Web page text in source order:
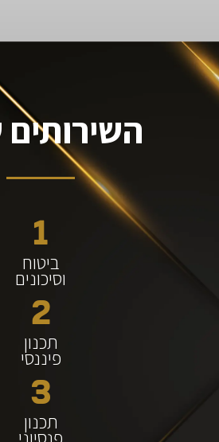
השירותים
1
ביטוח
וסיכונים
2
תכנון
פיננסי
3
תכנון